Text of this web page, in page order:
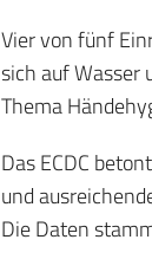
Vier von fünf
sich auf Wasser
Thema
Das ECDC
und
Die Daten